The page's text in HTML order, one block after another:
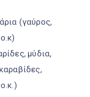
(γαύρος,
μύδια,